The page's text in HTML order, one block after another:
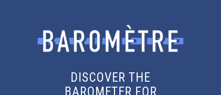
DISCOVER THE
BAROMETER FOR